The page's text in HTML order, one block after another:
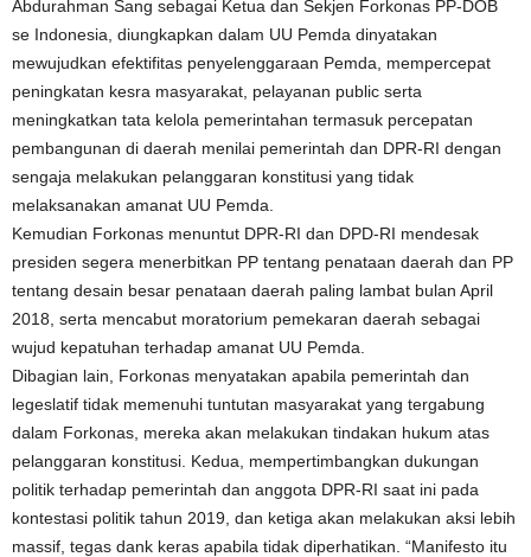
Abdurahman Sang sebagai Ketua dan Sekjen Forkonas PP-DOB
se Indonesia, diungkapkan dalam UU Pemda dinyatakan
mewujudkan efektifitas penyelenggaraan Pemda, mempercepat
peningkatan kesra masyarakat, pelayanan public serta
meningkatkan tata kelola pemerintahan termasuk percepatan
pembangunan di daerah menilai pemerintah dan DPR-RI dengan
sengaja melakukan pelanggaran konstitusi yang tidak
melaksanakan amanat UU Pemda.
Kemudian Forkonas menuntut DPR-RI dan DPD-RI mendesak
presiden segera menerbitkan PP tentang penataan daerah dan PP
tentang desain besar penataan daerah paling lambat bulan April
2018, serta mencabut moratorium pemekaran daerah sebagai
wujud kepatuhan terhadap amanat UU Pemda.
Dibagian lain, Forkonas menyatakan apabila pemerintah dan
legeslatif tidak memenuhi tuntutan masyarakat yang tergabung
dalam Forkonas, mereka akan melakukan tindakan hukum atas
pelanggaran konstitusi. Kedua, mempertimbangkan dukungan
politik terhadap pemerintah dan anggota DPR-RI saat ini pada
kontestasi politik tahun 2019, dan ketiga akan melakukan aksi lebih
massif, tegas dank keras apabila tidak diperhatikan. “Manifesto itu